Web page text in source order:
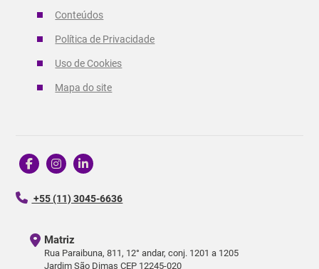
Conteúdos
Política de Privacidade
Uso de Cookies
Mapa do site
+55 (11) 3045-6636
Matriz
Rua Paraibuna, 811, 12° andar, conj. 1201 a 1205
Jardim São Dimas CEP 12245-020